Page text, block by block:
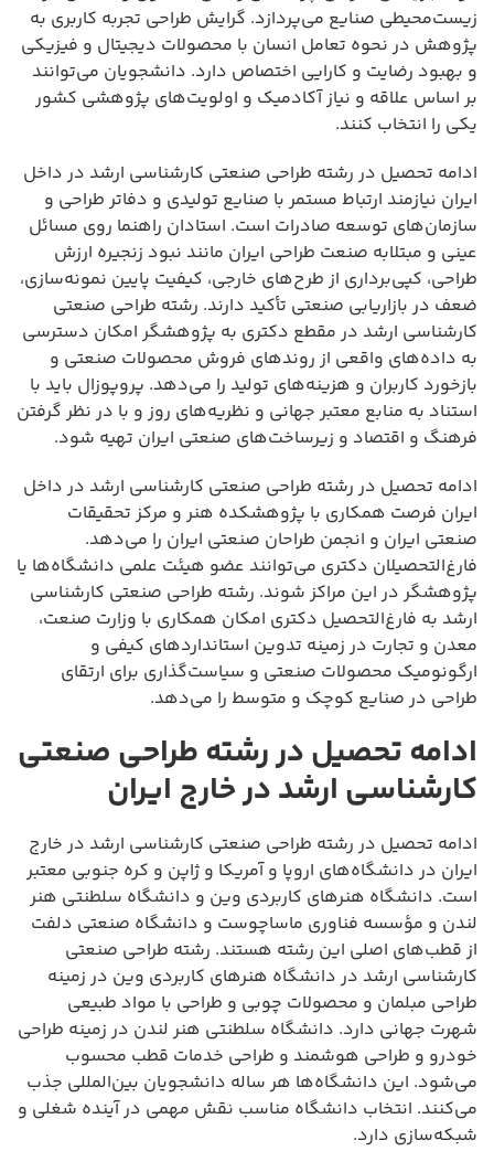
زیست‌محیطی صنایع می‌پردازد. گرایش طراحی تجربه کاربری به
پژوهش در نحوه تعامل انسان با محصولات دیجیتال و فیزیکی
و بهبود رضایت و کارایی اختصاص دارد. دانشجویان می‌توانند
بر اساس علاقه و نیاز آکادمیک و اولویت‌های پژوهشی کشور
یکی را انتخاب کنند.
ادامه تحصیل در رشته طراحی صنعتی کارشناسی ارشد در داخل
ایران نیازمند ارتباط مستمر با صنایع تولیدی و دفاتر طراحی و
سازمان‌های توسعه صادرات است. استادان راهنما روی مسائل
عینی و مبتلابه صنعت طراحی ایران مانند نبود زنجیره ارزش
طراحی، کپی‌برداری از طرح‌های خارجی، کیفیت پایین نمونه‌سازی،
ضعف در بازاریابی صنعتی تأکید دارند. رشته طراحی صنعتی
کارشناسی ارشد در مقطع دکتری به پژوهشگر امکان دسترسی
به داده‌های واقعی از روندهای فروش محصولات صنعتی و
بازخورد کاربران و هزینه‌های تولید را می‌دهد. پروپوزال باید با
استناد به منابع معتبر جهانی و نظریه‌های روز و با در نظر گرفتن
فرهنگ و اقتصاد و زیرساخت‌های صنعتی ایران تهیه شود.
ادامه تحصیل در رشته طراحی صنعتی کارشناسی ارشد در داخل
ایران فرصت همکاری با پژوهشکده هنر و مرکز تحقیقات
صنعتی ایران و انجمن طراحان صنعتی ایران را می‌دهد.
فارغ‌التحصیلان دکتری می‌توانند عضو هیئت علمی دانشگاه‌ها یا
پژوهشگر در این مراکز شوند. رشته طراحی صنعتی کارشناسی
ارشد به فارغ‌التحصیل دکتری امکان همکاری با وزارت صنعت،
معدن و تجارت در زمینه تدوین استانداردهای کیفی و
ارگونومیک محصولات صنعتی و سیاست‌گذاری برای ارتقای
طراحی در صنایع کوچک و متوسط را می‌دهد.
ادامه تحصیل در رشته طراحی صنعتی
کارشناسی ارشد در خارج ایران
ادامه تحصیل در رشته طراحی صنعتی کارشناسی ارشد در خارج
ایران در دانشگاه‌های اروپا و آمریکا و ژاپن و کره جنوبی معتبر
است. دانشگاه هنرهای کاربردی وین و دانشگاه سلطنتی هنر
لندن و مؤسسه فناوری ماساچوست و دانشگاه صنعتی دلفت
از قطب‌های اصلی این رشته هستند. رشته طراحی صنعتی
کارشناسی ارشد در دانشگاه هنرهای کاربردی وین در زمینه
طراحی مبلمان و محصولات چوبی و طراحی با مواد طبیعی
شهرت جهانی دارد. دانشگاه سلطنتی هنر لندن در زمینه طراحی
خودرو و طراحی هوشمند و طراحی خدمات قطب محسوب
می‌شود. این دانشگاه‌ها هر ساله دانشجویان بین‌المللی جذب
می‌کنند. انتخاب دانشگاه مناسب نقش مهمی در آینده شغلی و
شبکه‌سازی دارد.